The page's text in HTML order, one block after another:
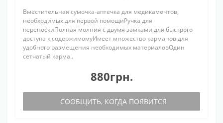
Вместительная сумочка-аптечка для медикаментов,
необходимых для первой помощиРучка для
переноскиПолная молния с двумя замками для быстрого
доступа к содержимомуИмеет множество карманов для
удобного размещения необходимых материаловОдин
сетчатый карма..
880грн.
СООБЩИТЬ, КОГДА ПОЯВИТСЯ